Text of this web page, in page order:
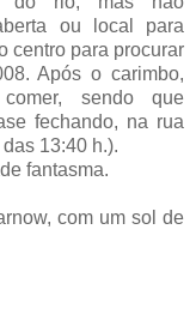
ou local para
centro para procurar
Após o carimbo,
sendo que
fechando, na rua
13:40 h.).
fantasma.
com um sol de